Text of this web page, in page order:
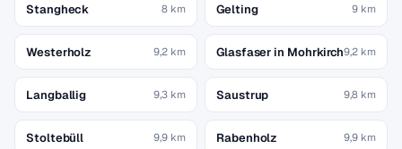
Stangheck 8 km Gelting 9 km
Westerholz 9,2 km Glasfaser in Mohrkirch9,2 km
Langballig 9,3 km Saustrup 9,8 km
Stoltebüll 9,9 km Rabenholz 9,9 km